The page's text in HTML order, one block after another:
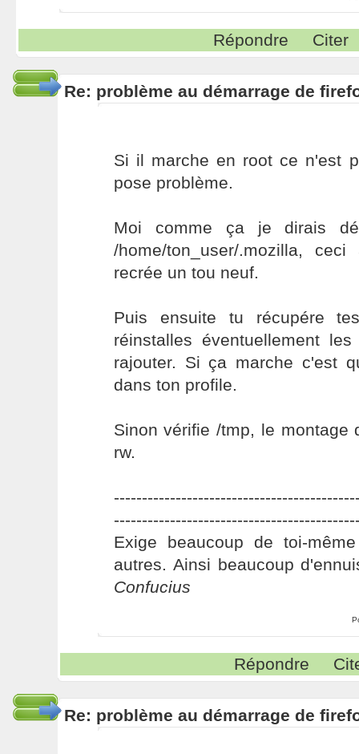
Répondre Citer
Re: problème au démarrage de
Si il marche en root ce n'est
pose problème.
Moi comme ça je dirais
/home/ton_user/.mozilla,
recrée un tou neuf.
Puis ensuite tu récupére
réinstalles éventuellement
rajouter. Si ça marche c'est
dans ton profile.
Sinon vérifie /tmp, le montage
rw.
Exige beaucoup de toi-
autres. Ainsi beaucoup
Confucius
Répondre
Re: problème au démarrage de